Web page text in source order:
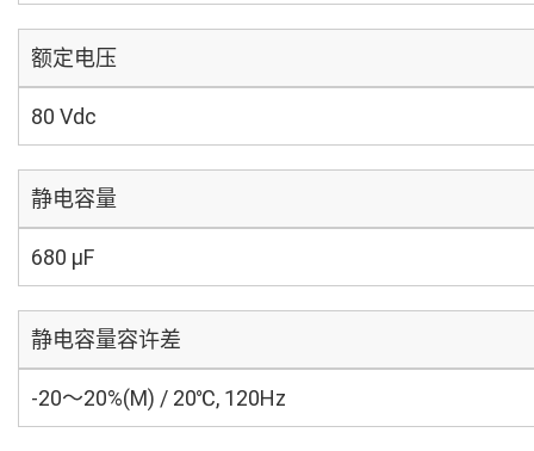
额定电压
80 Vdc
静电容量
680 µF
静电容量容许差
-20～20%(M) / 20℃, 120Hz